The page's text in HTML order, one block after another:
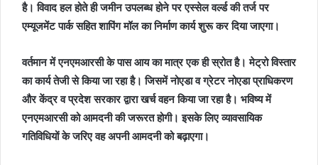
है। विवाद हल होते ही जमीन उपलब्ध होने पर एस्सेल व‌र्ल्ड की तर्ज पर
एम्यूजमेंट पार्क सहित शापिंग मॉल का निर्माण कार्य शुरू कर दिया जाएगा।
वर्तमान में एनएमआरसी के पास आय का मात्र एक ही स्रोत है। मेट्रो विस्तार
का कार्य तेजी से किया जा रहा है। जिसमें नोएडा व ग्रेटर नोएडा प्राधिकरण
और केंद्र व प्रदेश सरकार द्वारा खर्च वहन किया जा रहा है। भविष्य में
एनएमआरसी को आमदनी की जरूरत होगी। इसके लिए व्यावसायिक
गतिविधियों के जरिए वह अपनी आमदनी को बढ़ाएगा।